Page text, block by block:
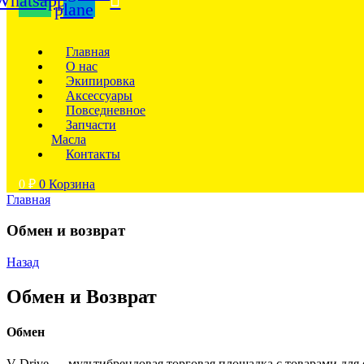
plane
Главная
О нас
Экипировка
Аксессуары
Повседневное
Запчасти
Масла
Контакты
0 ₽ 0 Корзина
Главная
Обмен и возврат
Назад
Обмен и Возврат
Обмен